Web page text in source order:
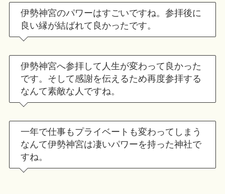
伊勢神宮のパワーはすごいですね。参拝後に
良い縁が結ばれて良かったです。
伊勢神宮へ参拝して人生が変わって良かった
です。そして感謝を伝えるため再度参拝する
なんて素敵な人ですね。
一年で仕事もプライベートも変わってしまう
なんて伊勢神宮は凄いパワーを持った神社で
すね。